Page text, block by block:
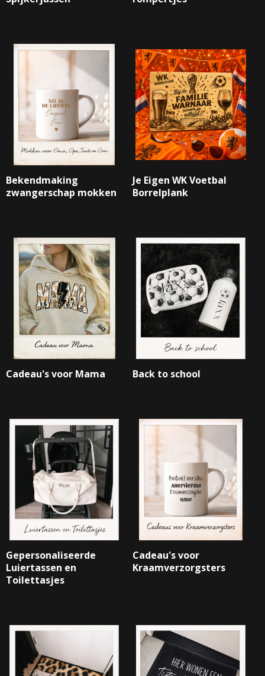
Bekendmaking
zwangerschap mokken
Je Eigen WK Voetbal
Borrelplank
Cadeau's voor Mama Back to school
Gepersonaliseerde
Luiertassen en
Toilettasjes
Cadeau's voor
Kraamverzorgsters